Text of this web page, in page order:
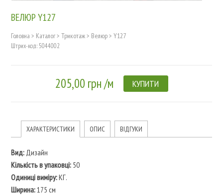
ВЕЛЮР Y127
Головна > Каталог> Трикотаж> Велюр> Y127
Штрих-код: 5044002
205,00 грн /м КУПИТИ
ХАРАКТЕРИСТИКИ ОПИС ВІДГУКИ
Вид:Дизайн
Кількість в упаковці:50
Одиниці виміру:КГ.
Ширина:175 см